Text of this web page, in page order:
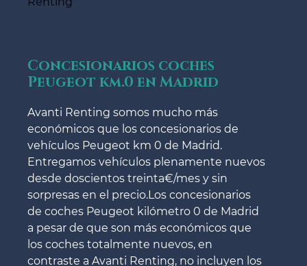
Concesionarios coches
Peugeot km.0 en Madrid
Avanti Renting somos mucho más
económicos que los concesionarios de
vehículos Peugeot km 0 de Madrid.
Entregamos vehículos plenamente nuevos
desde doscientos treinta€/mes y sin
sorpresas en el precio.Los concesionarios
de coches Peugeot kilómetro 0 de Madrid
a pesar de que son más económicos que
los coches totalmente nuevos, en
contraste a Avanti Renting, no incluyen los